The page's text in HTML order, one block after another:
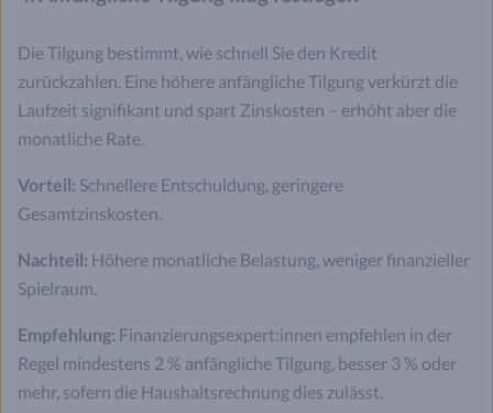
Die Tilgung bestimmt, wie schnell Sie den Kredit
zurückzahlen. Eine höhere anfängliche Tilgung verkürzt die
Laufzeit signifikant und spart Zinskosten – erhöht aber die
monatliche Rate.
Vorteil: Schnellere Entschuldung, geringere
Gesamtzinskosten.
Nachteil: Höhere monatliche Belastung, weniger finanzieller
Spielraum.
Empfehlung: Finanzierungsexpert:innen empfehlen in der
Regel mindestens 2 % anfängliche Tilgung, besser 3 % oder
mehr, sofern die Haushaltsrechnung dies zulässt.